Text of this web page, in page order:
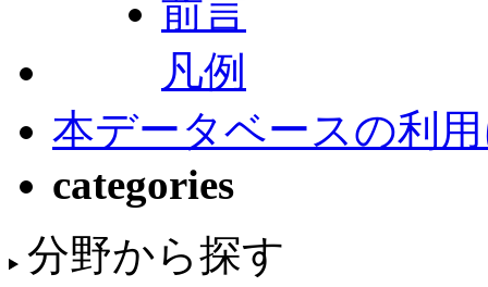
前言
凡例
本データベースの利
categories
分野から探す